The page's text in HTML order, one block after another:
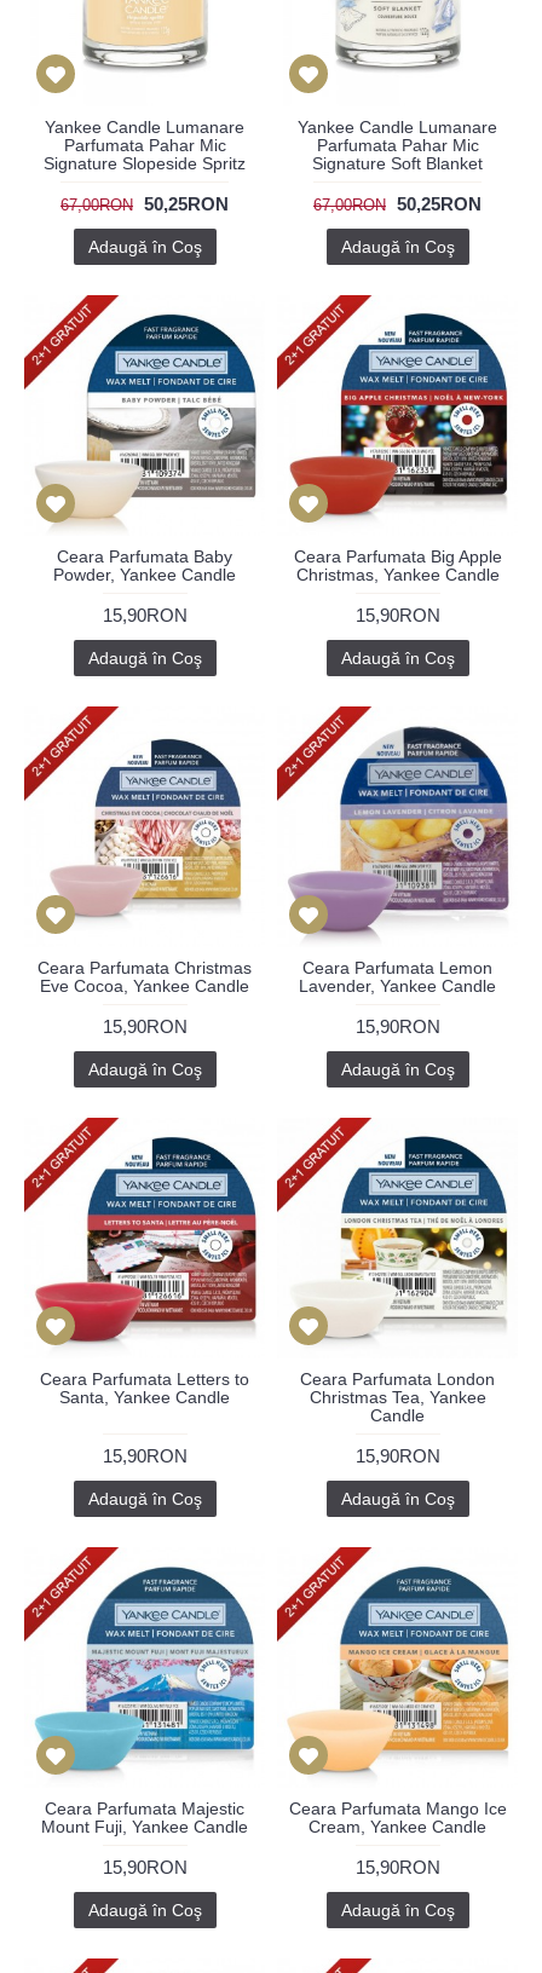
Yankee Candle Lumanare
Parfumata Pahar Mic
Signature Slopeside Spritz
67,00RON 50,25RON
Adaugă în Coş
Yankee Candle Lumanare
Parfumata Pahar Mic
Signature Soft Blanket
67,00RON 50,25RON
Adaugă în Coş
Ceara Parfumata Baby
Powder, Yankee Candle
15,90RON
Adaugă în Coş
Ceara Parfumata Big Apple
Christmas, Yankee Candle
15,90RON
Adaugă în Coş
Ceara Parfumata Christmas
Eve Cocoa, Yankee Candle
15,90RON
Adaugă în Coş
Ceara Parfumata Lemon
Lavender, Yankee Candle
15,90RON
Adaugă în Coş
Ceara Parfumata Letters to
Santa, Yankee Candle
15,90RON
Adaugă în Coş
Ceara Parfumata London
Christmas Tea, Yankee
Candle
15,90RON
Adaugă în Coş
Ceara Parfumata Majestic
Mount Fuji, Yankee Candle
15,90RON
Adaugă în Coş
Ceara Parfumata Mango Ice
Cream, Yankee Candle
15,90RON
Adaugă în Coş